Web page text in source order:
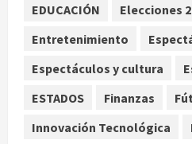
3
Ecuatorial,
agosto 7,
de chiles
brote de
EDUCACIÓN
Elecciones
Entretenimiento
Espectáculos y cultura
ESTADOS
Finanzas
Innovación Tecnológica